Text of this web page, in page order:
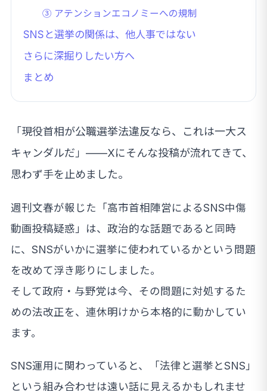
③ アテンションエコノミーへの規制
SNSと選挙の関係は、他人事ではない
さらに深掘りしたい方へ
まとめ
「現役首相が公職選挙法違反なら、これは一大ス
キャンダルだ」——Xにそんな投稿が流れてきて、
思わず手を止めました。
週刊文春が報じた「高市首相陣営によるSNS中傷
動画投稿疑惑」は、政治的な話題であると同時
に、SNSがいかに選挙に使われているかという問題
を改めて浮き彫りにしました。
そして政府・与野党は今、その問題に対処するた
めの法改正を、連休明けから本格的に動かしてい
ます。
SNS運用に関わっていると、「法律と選挙とSNS」
という組み合わせは遠い話に見えるかもしれませ